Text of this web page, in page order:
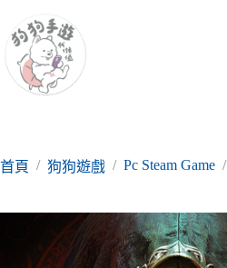
至
要
首頁 / 狗狗遊戲 / Pc Steam Game /